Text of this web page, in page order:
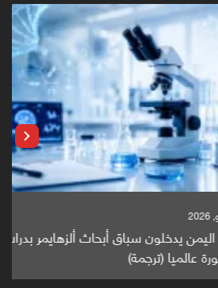
سباق أبحاث ألزهايمر بدراسة